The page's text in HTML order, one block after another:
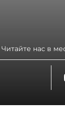
Читайте нас в